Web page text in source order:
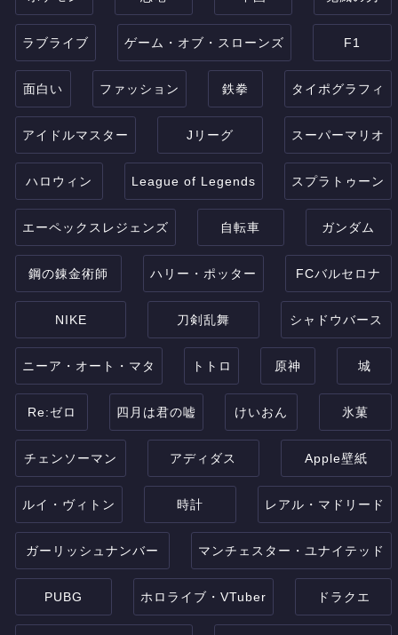
ラブライブ ゲーム・オブ・スローンズ F1
面白い ファッション 鉄拳 タイポグラフィ
アイドルマスター Jリーグ スーパーマリオ
ハロウィン League of Legends スプラトゥーン
エーペックスレジェンズ 自転車 ガンダム
鋼の錬金術師 ハリー・ポッター FCバルセロナ
NIKE 刀剣乱舞 シャドウバース
ニーア・オート・マタ トトロ 原神 城
Re:ゼロ 四月は君の嘘 けいおん 氷菓
チェンソーマン アディダス Apple壁紙
ルイ・ヴィトン 時計 レアル・マドリード
ガーリッシュナンバー マンチェスター・ユナイテッド
PUBG ホロライブ・VTuber ドラクエ